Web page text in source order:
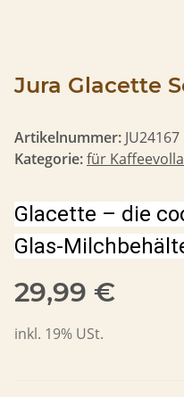
Jura Glacette
Artikelnummer: JU24167
Kategorie:für
Glacette – die
Glas-
29,99 €
inkl. 19% USt.